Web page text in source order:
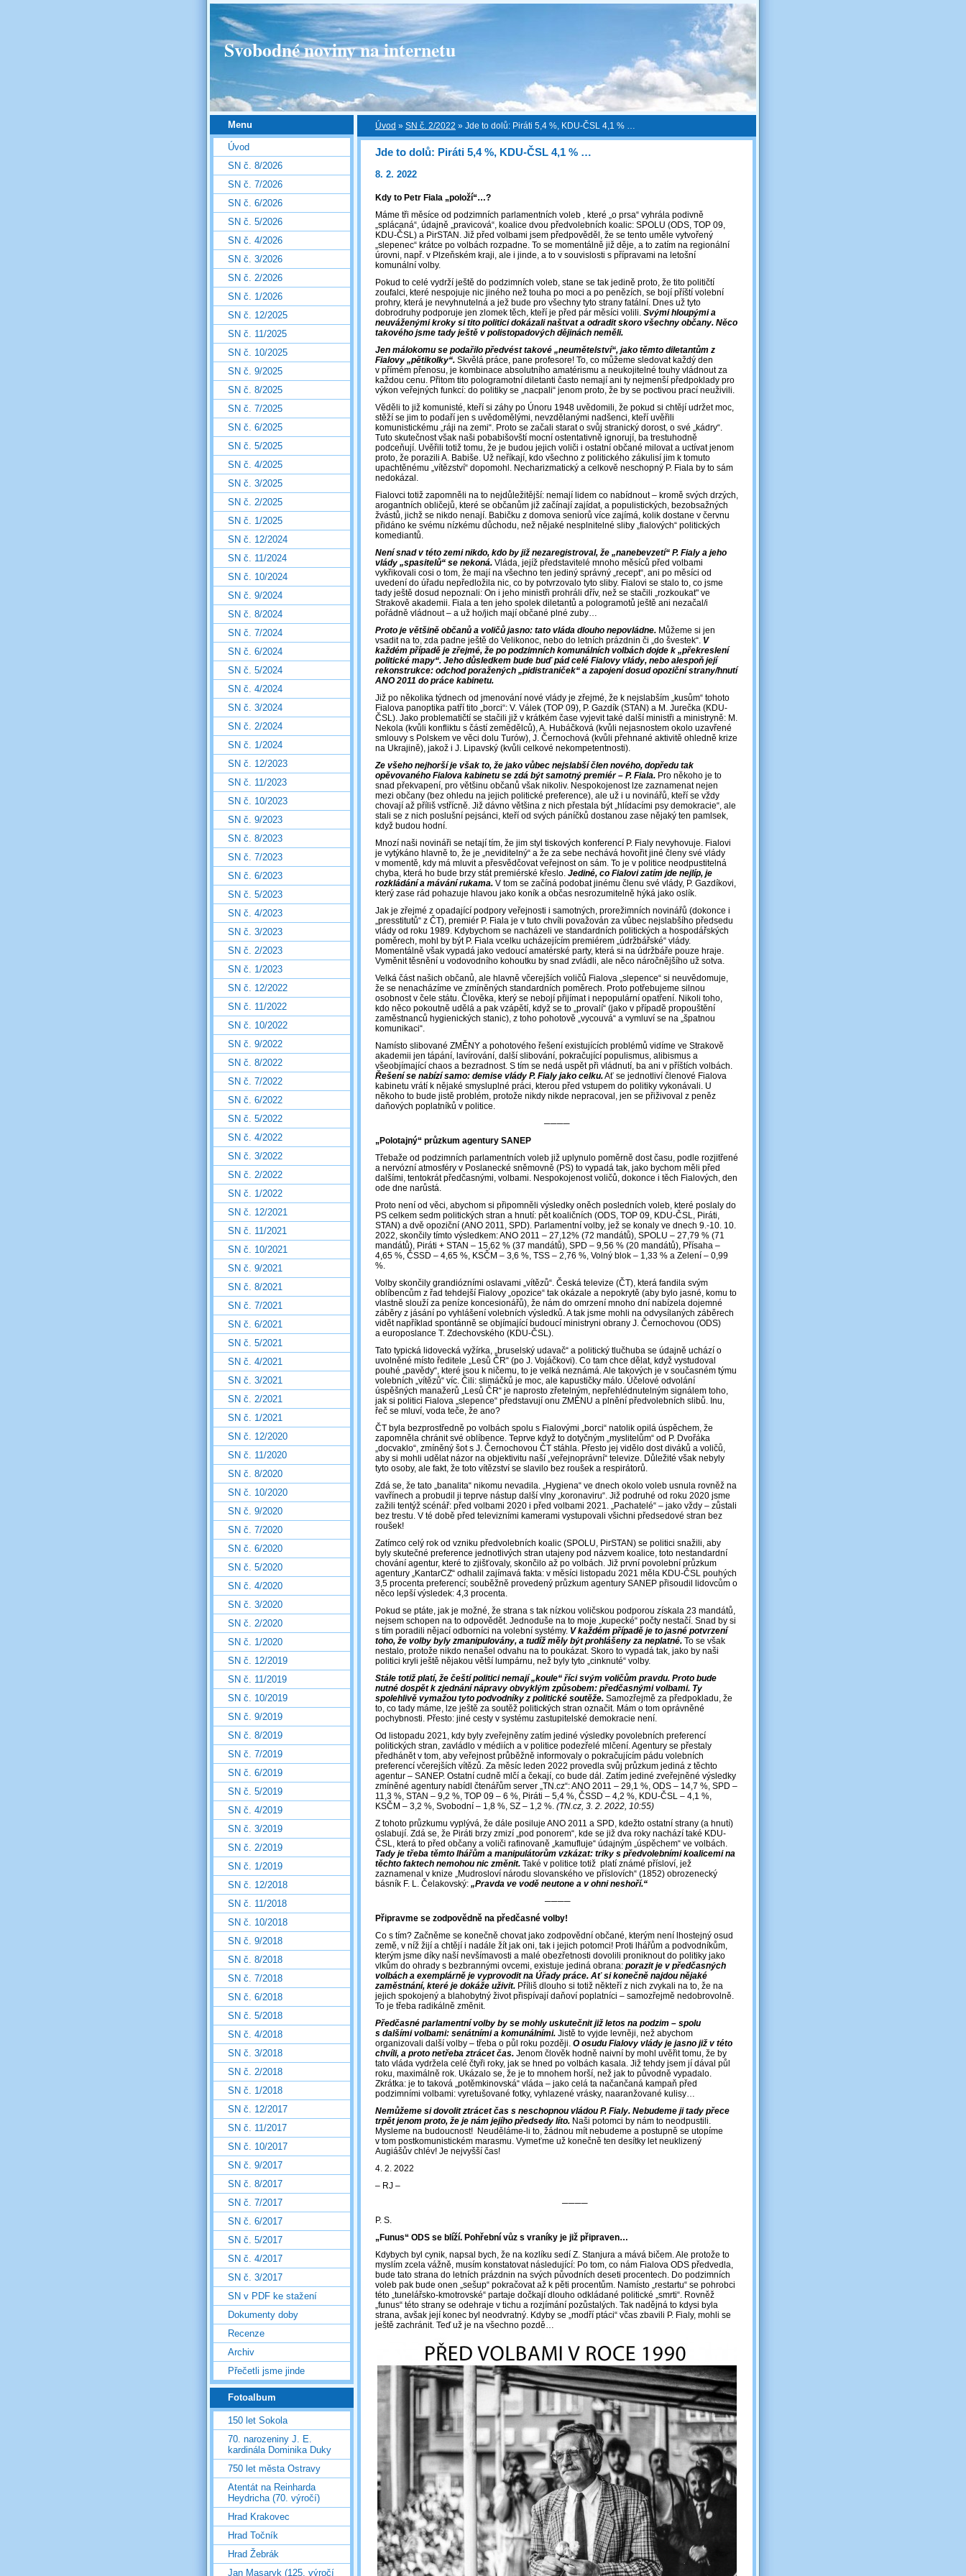
Svobodné noviny na internetu
Úvod » SN č. 2/2022 » Jde to dolů: Piráti 5,4 %, KDU-ČSL 4,1 % …
Jde to dolů: Piráti 5,4 %, KDU-ČSL 4,1 % …
8. 2. 2022
Kdy to Petr Fiala „položí“…?
Máme tři měsíce od podzimních parlamentních voleb , které „o prsa“ vyhrála podivně
„splácaná“, údajně „pravicová“, koalice dvou předvolebních koalic: SPOLU (ODS, TOP 09,
KDU-ČSL) a PirSTAN. Již před volbami jsem předpověděl, že se tento uměle vytvořený
„slepenec“ krátce po volbách rozpadne. To se momentálně již děje, a to zatím na regionální
úrovni, např. v Plzeňském kraji, ale i jinde, a to v souvislosti s přípravami na letošní
komunální volby.
Pokud to celé vydrží ještě do podzimních voleb, stane se tak jedině proto, že tito političtí
zoufalci, které nespojuje nic jiného než touha po moci a po penězích, se bojí příští volební
prohry, která je nevyhnutelná a jež bude pro všechny tyto strany fatální. Dnes už tyto
dobrodruhy podporuje jen zlomek těch, kteří je před pár měsíci volili. Svými hloupými a
neuváženými kroky si tito politici dokázali naštvat a odradit skoro všechny občany. Něco
takového jsme tady ještě v polistopadových dějinách neměli.
Jen málokomu se podařilo předvést takové „neumětelství“, jako těmto diletantům z
Fialovy „pětikolky“. Skvělá práce, pane profesore! To, co můžeme sledovat každý den
v přímém přenosu, je kombinace absolutního amatérismu a neukojitelné touhy vládnout za
každou cenu. Přitom tito pologramotní diletanti často nemají ani ty nejmenší předpoklady pro
výkon veřejných funkcí: do politiky se „nacpali“ jenom proto, že by se poctivou prací neuživili.
Věděli to již komunisté, kteří si záhy po Únoru 1948 uvědomili, že pokud si chtějí udržet moc,
stěží se jim to podaří jen s uvědomělými, nevzdělanými nadšenci, kteří uvěřili
komunistickému „ráji na zemi“. Proto se začali starat o svůj stranický dorost, o své „kádry“.
Tuto skutečnost však naši pobabišovští mocní ostentativně ignorují, ba trestuhodně
podceňují. Uvěřili totiž tomu, že je budou jejich voliči i ostatní občané milovat a uctívat jenom
proto, že porazili A. Babiše. Už neříkají, kdo všechno z politického zákulisí jim k tomuto
upachtěnému „vítězství“ dopomohl. Necharizmatický a celkově neschopný P. Fiala by to sám
nedokázal.
Fialovci totiž zapomněli na to nejdůležitější: nemají lidem co nabídnout – kromě svých drzých,
arogantních obličejů, které se občanům již začínají zajídat, a populistických, bezobsažných
žvástů, jichž se nikdo nenají. Babičku z domova seniorů více zajímá, kolik dostane v červnu
přidáno ke svému nízkému důchodu, než nějaké nesplnitelné sliby „fialových“ politických
komediantů.
Není snad v této zemi nikdo, kdo by již nezaregistroval, že „nanebevzetí“ P. Fialy a jeho
vlády „spasitelů“ se nekoná. Vláda, jejíž představitelé mnoho měsíců před volbami
vykřikovali cosi o tom, že mají na všechno ten jediný správný „recept“, ani po měsíci od
uvedení do úřadu nepředložila nic, co by potvrzovalo tyto sliby. Fialovi se stalo to, co jsme
tady ještě dosud nepoznali: On i jeho ministři prohráli dřív, než se stačili „rozkoukat" ve
Strakově akademii. Fiala a ten jeho spolek diletantů a pologramotů ještě ani nezačal/i
pořádně vládnout – a už ho/jich mají občané plné zuby…
Proto je většině občanů a voličů jasno: tato vláda dlouho nepovládne. Můžeme si jen
vsadit na to, zda padne ještě do Velikonoc, nebo do letních prázdnin či „do švestek“. V
každém případě je zřejmé, že po podzimních komunálních volbách dojde k „překreslení
politické mapy“. Jeho důsledkem bude buď pád celé Fialovy vlády, nebo alespoň její
rekonstrukce: odchod poražených „pidistraniček“ a zapojení dosud opoziční strany/hnutí
ANO 2011 do práce kabinetu.
Již po několika týdnech od jmenování nové vlády je zřejmé, že k nejslabším „kusům“ tohoto
Fialova panoptika patří tito „borci“: V. Válek (TOP 09), P. Gazdík (STAN) a M. Jurečka (KDU-
ČSL). Jako problematičtí se stačili již v krátkém čase vyjevit také další ministři a ministryně: M.
Nekola (kvůli konfliktu s částí zemědělců), A. Hubáčková (kvůli nejasnostem okolo uzavřené
smlouvy s Polskem ve věci dolu Turów), J. Černochová (kvůli přehnané aktivitě ohledně krize
na Ukrajině), jakož i J. Lipavský (kvůli celkové nekompetentnosti).
Ze všeho nejhorší je však to, že jako vůbec nejslabší člen nového, dopředu tak
opěvovaného Fialova kabinetu se zdá být samotný premiér – P. Fiala. Pro někoho je to
snad překvapení, pro většinu občanů však nikoliv. Nespokojenost lze zaznamenat nejen
mezi občany (bez ohledu na jejich politické preference), ale už i u novinářů, kteří se vždy
chovají až příliš vstřícně. Již dávno většina z nich přestala být „hlídacími psy demokracie“, ale
stali se z nich poslušní pejsánci, kteří od svých páníčků dostanou zase nějaký ten pamlsek,
když budou hodní.
Mnozí naši novináři se netají tím, že jim styl tiskových konferencí P. Fialy nevyhovuje. Fialovi
je vytýkáno hlavně to, že je „neviditelný“ a že za sebe nechává hovořit jiné členy své vlády
v momentě, kdy má mluvit a přesvědčovat veřejnost on sám. To je v politice neodpustitelná
chyba, která ho bude brzy stát premiérské křeslo. Jediné, co Fialovi zatím jde nejlíp, je
rozkládání a mávání rukama. V tom se začíná podobat jinému členu své vlády, P. Gazdíkovi,
který zase rád pohazuje hlavou jako koník a občas nesrozumitelně hýká jako oslík.
Jak je zřejmé z opadající podpory veřejnosti i samotných, prorežimních novinářů (dokonce i
„presstitutů“ z ČT), premiér P. Fiala je v tuto chvíli považován za vůbec nejslabšího předsedu
vlády od roku 1989. Kdybychom se nacházeli ve standardních politických a hospodářských
poměrech, mohl by být P. Fiala vcelku ucházejícím premiérem „údržbářské“ vlády.
Momentálně však vypadá jako vedoucí amatérské party, která si na údržbáře pouze hraje.
Vyměnit těsnění u vodovodního kohoutku by snad zvládli, ale něco náročnějšího už sotva.
Velká část našich občanů, ale hlavně včerejších voličů Fialova „slepence“ si neuvědomuje,
že se nenacházíme ve zmíněných standardních poměrech. Proto potřebujeme silnou
osobnost v čele státu. Člověka, který se nebojí přijímat i nepopulární opatření. Nikoli toho,
kdo něco pokoutně udělá a pak vzápětí, když se to „provalí“ (jako v případě propouštění
zaměstnanců hygienických stanic), z toho pohotově „vycouvá“ a vymluví se na „špatnou
komunikaci“.
Namísto slibované ZMĚNY a pohotového řešení existujících problémů vidíme ve Strakově
akademii jen tápání, lavírování, další slibování, pokračující populismus, alibismus a
všeobjímající chaos a bezradnost. S tím se nedá uspět při vládnutí, ba ani v příštích volbách.
Řešení se nabízí samo: demise vlády P. Fialy jako celku.Ať se jednotliví členové Fialova
kabinetu vrátí k nějaké smysluplné práci, kterou před vstupem do politiky vykonávali. U
někoho to bude jistě problém, protože nikdy nikde nepracoval, jen se přiživoval z peněz
daňových poplatníků v politice.
────
„Polotajný“ průzkum agentury SANEP
Třebaže od podzimních parlamentních voleb již uplynulo poměrně dost času, podle rozjitřené
a nervózní atmosféry v Poslanecké sněmovně (PS) to vypadá tak, jako bychom měli před
dalšími, tentokrát předčasnými, volbami. Nespokojenost voličů, dokonce i těch Fialových, den
ode dne narůstá.
Proto není od věci, abychom si připomněli výsledky oněch posledních voleb, které poslaly do
PS celkem sedm politických stran a hnutí: pět koaličních (ODS, TOP 09, KDU-ČSL, Piráti,
STAN) a dvě opoziční (ANO 2011, SPD). Parlamentní volby, jež se konaly ve dnech 9.-10. 10.
2022, skončily tímto výsledkem: ANO 2011 – 27,12% (72 mandátů), SPOLU – 27,79 % (71
mandátů), Piráti + STAN – 15,62 % (37 mandátů), SPD – 9,56 % (20 mandátů), Přísaha –
4,65 %, ČSSD – 4,65 %, KSČM – 3,6 %, TSS – 2,76 %, Volný blok – 1,33 % a Zelení – 0,99
%.
Volby skončily grandiózními oslavami „vítězů“. Česká televize (ČT), která fandila svým
oblíbencům z řad tehdejší Fialovy „opozice“ tak okázale a nepokrytě (aby bylo jasné, komu to
vlastně slouží za peníze koncesionářů), že nám do omrzení mnoho dní nabízela dojemné
záběry z jásání po vyhlášení volebních výsledků. A tak jsme mohli na odvysílaných záběrech
vidět například spontánně se objímající budoucí ministryni obrany J. Černochovou (ODS)
a europoslance T. Zdechovského (KDU-ČSL).
Tato typická lidovecká vyžírka, „bruselský udavač“ a politický tlučhuba se údajně uchází o
uvolněné místo ředitele „Lesů ČR“ (po J. Vojáčkovi). Co tam chce dělat, když vystudoval
pouhé „pavědy“, které jsou k ničemu, to je velká neznámá. Ale takových je v současném týmu
volebních „vítězů“ víc. Čili: slimáčků je moc, ale kapustičky málo. Účelové odvolání
úspěšných manažerů „Lesů ČR“ je naprosto zřetelným, nepřehlédnutelným signálem toho,
jak si politici Fialova „slepence“ představují onu ZMĚNU a plnění předvolebních slibů. Inu,
řeč se mluví, voda teče, že ano?
ČT byla bezprostředně po volbách spolu s Fialovými „borci“ natolik opilá úspěchem, že
zapomněla chránit své oblíbence. Teprve když to dotyčným „myslitelům“ od P. Dvořáka
„docvaklo“, zmíněný šot s J. Černochovou ČT stáhla. Přesto jej vidělo dost diváků a voličů,
aby si mohli udělat názor na objektivitu naší „veřejnoprávní“ televize. Důležité však nebyly
tyto osoby, ale fakt, že toto vítězství se slavilo bez roušek a respirátorů.
Zdá se, že tato „banalita“ nikomu nevadila. „Hygiena“ ve dnech okolo voleb usnula rovněž na
vavřínech a probudil ji teprve nástup další vlny „koronaviru“. Již podruhé od roku 2020 jsme
zažili tentýž scénář: před volbami 2020 i před volbami 2021. „Pachatelé“ – jako vždy – zůstali
bez trestu. V té době před televizními kamerami vystupovali všichni předsedové stran bez
roušek!
Zatímco celý rok od vzniku předvolebních koalic (SPOLU, PirSTAN) se politici snažili, aby
byly skutečné preference jednotlivých stran utajeny pod názvem koalice, toto nestandardní
chování agentur, které to zjišťovaly, skončilo až po volbách. Již první povolební průzkum
agentury „KantarCZ“ odhalil zajímavá fakta: v měsíci listopadu 2021 měla KDU-ČSL pouhých
3,5 procenta preferencí; souběžně provedený průzkum agentury SANEP přisoudil lidovcům o
něco lepší výsledek: 4,3 procenta.
Pokud se ptáte, jak je možné, že strana s tak nízkou voličskou podporou získala 23 mandátů,
nejsem schopen na to odpovědět. Jednoduše na to moje „kupecké“ počty nestačí. Snad by si
s tím poradili nějací odborníci na volební systémy. V každém případě je to jasné potvrzení
toho, že volby byly zmanipulovány, a tudíž měly být prohlášeny za neplatné. To se však
nestalo, protože nikdo nenašel odvahu na to poukázat. Skoro to vypadá tak, jako by naši
politici kryli ještě nějakou větší lumpárnu, než byly tyto „cinknuté“ volby.
Stále totiž platí, že čeští politici nemají „koule“ říci svým voličům pravdu. Proto bude
nutné dospět k zjednání nápravy obvyklým způsobem: předčasnými volbami. Ty
spolehlivě vymažou tyto podvodníky z politické soutěže. Samozřejmě za předpokladu, že
to, co tady máme, lze ještě za soutěž politických stran označit. Mám o tom oprávněné
pochybnosti. Přesto: jiné cesty v systému zastupitelské demokracie není.
Od listopadu 2021, kdy byly zveřejněny zatím jediné výsledky povolebních preferencí
politických stran, zavládlo v médiích a v politice podezřelé mlčení. Agentury se přestaly
předhánět v tom, aby veřejnost průběžně informovaly o pokračujícím pádu volebních
preferencí včerejších vítězů. Za měsíc leden 2022 provedla svůj průzkum jediná z těchto
agentur – SANEP. Ostatní cudně mlčí a čekají, co bude dál. Zatím jediné zveřejněné výsledky
zmíněné agentury nabídl čtenářům server „TN.cz“: ANO 2011 – 29,1 %, ODS – 14,7 %, SPD –
11,3 %, STAN – 9,2 %, TOP 09 – 6 %, Piráti – 5,4 %, ČSSD – 4,2 %, KDU-ČSL – 4,1 %,
KSČM – 3,2 %, Svobodní – 1,8 %, SZ – 1,2 %. (TN.cz, 3. 2. 2022, 10:55)
Z tohoto průzkumu vyplývá, že dále posiluje ANO 2011 a SPD, kdežto ostatní strany (a hnutí)
oslabují. Zdá se, že Piráti brzy zmizí „pod ponorem“, kde se již dva roky nachází také KDU-
ČSL, která to před občany a voliči rafinovaně „kamufluje“ údajným „úspěchem“ ve volbách.
Tady je třeba těmto lhářům a manipulátorům vzkázat: triky s předvolebními koalicemi na
těchto faktech nemohou nic změnit. Také v politice totiž platí známé přísloví, jež
zaznamenal v knize „Mudrosloví národu slovanského ve příslovích“ (1852) obrozenecký
básník F. L. Čelakovský: „Pravda ve vodě neutone a v ohni neshoří.“
────
Připravme se zodpovědně na předčasné volby!
Co s tím? Začněme se konečně chovat jako zodpovědní občané, kterým není lhostejný osud
země, v níž žijí a chtějí i nadále žít jak oni, tak i jejich potomci! Proti lhářům a podvodníkům,
kterým jsme díky naší nevšímavosti a malé obezřetnosti dovolili proniknout do politiky jako
vlkům do ohrady s bezbrannými ovcemi, existuje jediná obrana: porazit je v předčasných
volbách a exemplárně je vyprovodit na Úřady práce. Ať si konečně najdou nějaké
zaměstnání, které je dokáže uživit. Příliš dlouho si totiž někteří z nich zvykali na to, že na
jejich spokojený a blahobytný život přispívají daňoví poplatníci – samozřejmě nedobrovolně.
To je třeba radikálně změnit.
Předčasné parlamentní volby by se mohly uskutečnit již letos na podzim – spolu
s dalšími volbami: senátními a komunálními. Jistě to vyjde levněji, než abychom
organizovali další volby – třeba o půl roku později. O osudu Fialovy vlády je jasno již v této
chvíli, a proto netřeba ztrácet čas. Jenom člověk hodně naivní by mohl uvěřit tomu, že by
tato vláda vydržela celé čtyři roky, jak se hned po volbách kasala. Již tehdy jsem jí dával půl
roku, maximálně rok. Ukázalo se, že je to mnohem horší, než jak to původně vypadalo.
Zkrátka: je to taková „potěmkinovská“ vláda – jako celá ta načančaná kampaň před
podzimními volbami: vyretušované fotky, vyhlazené vrásky, naaranžované kulisy…
Nemůžeme si dovolit ztrácet čas s neschopnou vládou P. Fialy. Nebudeme ji tady přece
trpět jenom proto, že je nám jejího předsedy líto. Naši potomci by nám to neodpustili.
Mysleme na budoucnost! Neuděláme-li to, žádnou mít nebudeme a postupně se utopíme
v tom postkomunistickém marasmu. Vymeťme už konečně ten desítky let neuklizený
Augiášův chlév! Je nejvyšší čas!
4. 2. 2022
‒ RJ ‒
────
P. S.
„Funus“ ODS se blíží. Pohřební vůz s vraníky je již připraven…
Kdybych byl cynik, napsal bych, že na kozlíku sedí Z. Stanjura a mává bičem. Ale protože to
myslím zcela vážně, musím konstatovat následující: Po tom, co nám Fialova ODS předvedla,
bude tato strana do letních prázdnin na svých původních deseti procentech. Do podzimních
voleb pak bude onen „sešup“ pokračovat až k pěti procentům. Namísto „restartu“ se pohrobci
této „tunelářsko-kmotrovské“ partaje dočkají dlouho odkládané politické „smrti“. Rovněž
„funus“ této strany se odehraje v tichu a rozjímání pozůstalých. Tak nadějná to kdysi byla
strana, avšak její konec byl neodvratný. Kdyby se „modří ptáci“ včas zbavili P. Fialy, mohli se
ještě zachránit. Teď už je na všechno pozdě…
Menu
Úvod
SN č. 8/2026
SN č. 7/2026
SN č. 6/2026
SN č. 5/2026
SN č. 4/2026
SN č. 3/2026
SN č. 2/2026
SN č. 1/2026
SN č. 12/2025
SN č. 11/2025
SN č. 10/2025
SN č. 9/2025
SN č. 8/2025
SN č. 7/2025
SN č. 6/2025
SN č. 5/2025
SN č. 4/2025
SN č. 3/2025
SN č. 2/2025
SN č. 1/2025
SN č. 12/2024
SN č. 11/2024
SN č. 10/2024
SN č. 9/2024
SN č. 8/2024
SN č. 7/2024
SN č. 6/2024
SN č. 5/2024
SN č. 4/2024
SN č. 3/2024
SN č. 2/2024
SN č. 1/2024
SN č. 12/2023
SN č. 11/2023
SN č. 10/2023
SN č. 9/2023
SN č. 8/2023
SN č. 7/2023
SN č. 6/2023
SN č. 5/2023
SN č. 4/2023
SN č. 3/2023
SN č. 2/2023
SN č. 1/2023
SN č. 12/2022
SN č. 11/2022
SN č. 10/2022
SN č. 9/2022
SN č. 8/2022
SN č. 7/2022
SN č. 6/2022
SN č. 5/2022
SN č. 4/2022
SN č. 3/2022
SN č. 2/2022
SN č. 1/2022
SN č. 12/2021
SN č. 11/2021
SN č. 10/2021
SN č. 9/2021
SN č. 8/2021
SN č. 7/2021
SN č. 6/2021
SN č. 5/2021
SN č. 4/2021
SN č. 3/2021
SN č. 2/2021
SN č. 1/2021
SN č. 12/2020
SN č. 11/2020
SN č. 8/2020
SN č. 10/2020
SN č. 9/2020
SN č. 7/2020
SN č. 6/2020
SN č. 5/2020
SN č. 4/2020
SN č. 3/2020
SN č. 2/2020
SN č. 1/2020
SN č. 12/2019
SN č. 11/2019
SN č. 10/2019
SN č. 9/2019
SN č. 8/2019
SN č. 7/2019
SN č. 6/2019
SN č. 5/2019
SN č. 4/2019
SN č. 3/2019
SN č. 2/2019
SN č. 1/2019
SN č. 12/2018
SN č. 11/2018
SN č. 10/2018
SN č. 9/2018
SN č. 8/2018
SN č. 7/2018
SN č. 6/2018
SN č. 5/2018
SN č. 4/2018
SN č. 3/2018
SN č. 2/2018
SN č. 1/2018
SN č. 12/2017
SN č. 11/2017
SN č. 10/2017
SN č. 9/2017
SN č. 8/2017
SN č. 7/2017
SN č. 6/2017
SN č. 5/2017
SN č. 4/2017
SN č. 3/2017
SN v PDF ke stažení
Dokumenty doby
Recenze
Archiv
Přečetli jsme jinde
Fotoalbum
150 let Sokola
70. narozeniny J. E.
kardinála Dominika Duky
750 let města Ostravy
Atentát na Reinharda
Heydricha (70. výročí)
Hrad Krakovec
Hrad Točník
Hrad Žebrák
Jan Masaryk (125. výročí